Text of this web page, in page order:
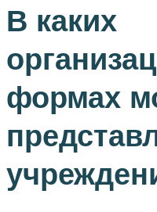
В каких
формах